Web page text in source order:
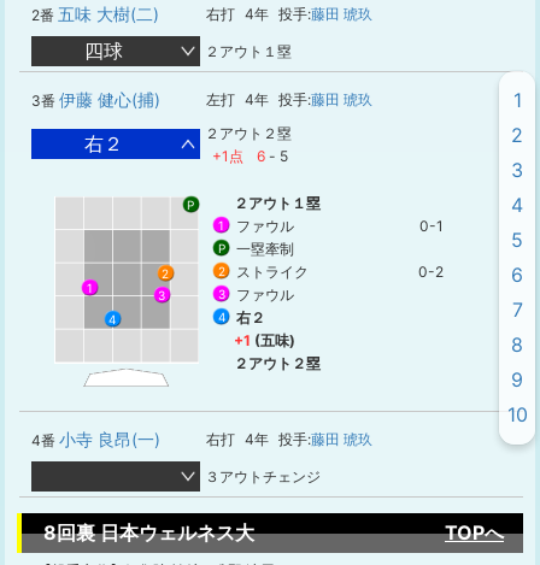
2番 五味 大樹(二) 右打 4年 投手:藤田 琥玖
四球 ２アウト１塁
3番 伊藤 健心(捕) 左打 4年 投手:藤田 琥玖
右２
２アウト２塁
+1点
6 - 5
1
P
2
3
4
２アウト１塁
1 ファウル 0-1
P 一塁牽制
2 ストライク 0-2
3 ファウル
4
右２
+1 (五味)
２アウト２塁
4番 小寺 良昂(一) 右打 4年 投手:藤田 琥玖
３アウトチェンジ
8回裏 日本ウェルネス大 TOPへ
1
2
3
4
5
6
7
8
9
10